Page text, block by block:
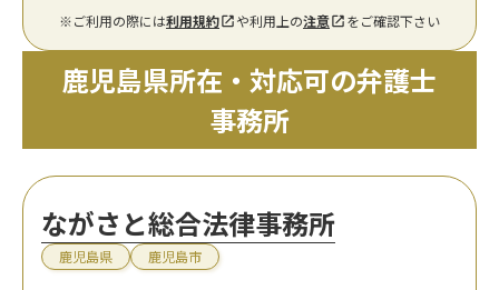
※ご利用の際には利用規約 や利用上の注意 をご確認下さい
鹿児島県所在・対応可の弁護士
事務所
ながさと総合法律事務所
鹿児島県 鹿児島市